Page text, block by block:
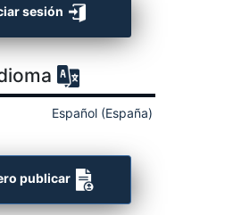
sesión
Español (España)
publicar